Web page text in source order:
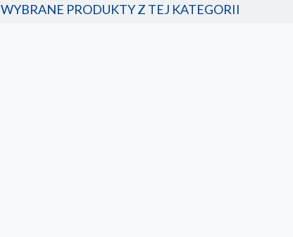
WYBRANE PRODUKTY Z TEJ KATEGORII